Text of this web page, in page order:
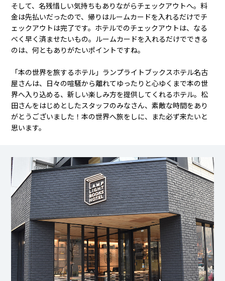
そして、名残惜しい気持ちもありながらチェックアウトへ。料
金は先払いだったので、帰りはルームカードを入れるだけでチ
ェックアウトは完了です。ホテルでのチェックアウトは、なる
べく早く済ませたいもの。ルームカードを入れるだけでできる
のは、何ともありがたいポイントですね。
「本の世界を旅するホテル」ランプライトブックスホテル名古
屋さんは、日々の喧騒から離れてゆったりと心ゆくまで本の世
界へ入り込める、新しい楽しみ方を提供してくれるホテル。松
田さんをはじめとしたスタッフのみなさん、素敵な時間をあり
がとうございました！本の世界へ旅をしに、また必ず来たいと
思います。